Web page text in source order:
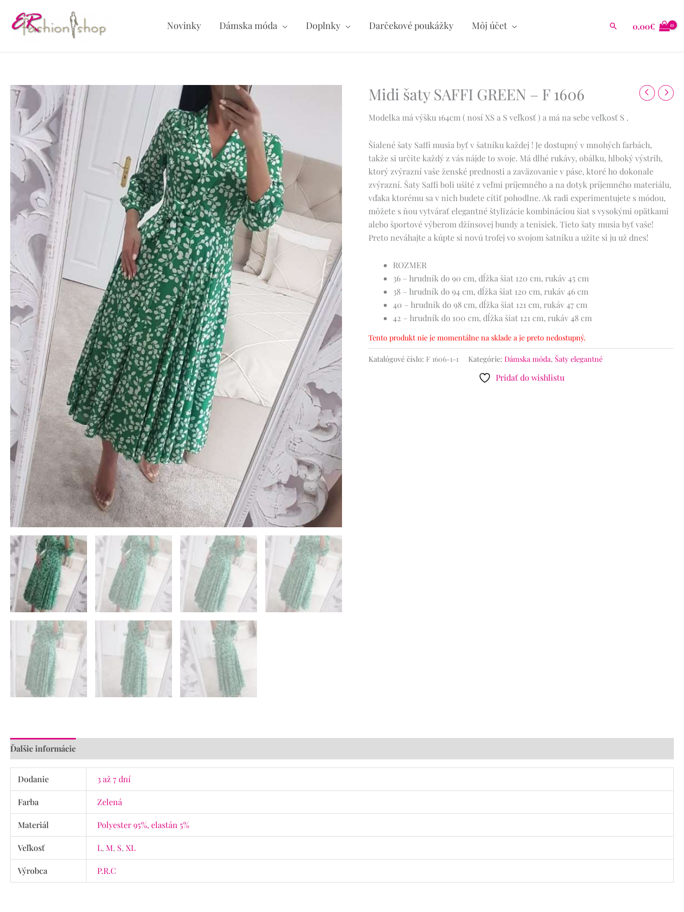
obsah
Novinky Dámska móda Doplnky Darčekové poukážky Môj účet Hľadať0.00€
Midi šaty SAFFI GREEN – F 1606
Modelka má výšku 164cm ( nosí XS a S veľkosť ) a má na sebe veľkosť S .
Šialené šaty Saffi musia byť v šatníku každej ! Je dostupný v mnohých farbách,
takže si určite každý z vás nájde to svoje. Má dlhé rukávy, obálku, hlboký výstrih,
ktorý zvýrazní vaše ženské prednosti a zaväzovanie v páse, ktoré ho dokonale
zvýrazní. Šaty Saffi boli ušité z veľmi príjemného a na dotyk príjemného materiálu,
vďaka ktorému sa v nich budete cítiť pohodlne. Ak radi experimentujete s módou,
môžete s ňou vytvárať elegantné štylizácie kombináciou šiat s vysokými opätkami
alebo športové výberom džínsovej bundy a tenisiek. Tieto šaty musia byť vaše!
Preto neváhajte a kúpte si novú trofej vo svojom šatníku a užite si ju už dnes!
ROZMER
36 – hrudník do 90 cm, dĺžka šiat 120 cm, rukáv 45 cm
38 – hrudník do 94 cm, dĺžka šiat 120 cm, rukáv 46 cm
40 – hrudník do 98 cm, dĺžka šiat 121 cm, rukáv 47 cm
42 – hrudník do 100 cm, dĺžka šiat 121 cm, rukáv 48 cm
Tento produkt nie je momentálne na sklade a je preto nedostupný.
Katalógové číslo: F 1606-1-1 Kategórie: Dámska móda, Šaty elegantné
Pridať do wishlistu
Ďalšie informácie
Dodanie 3 až 7 dní
Farba Zelená
Materiál Polyester 95%, elastán 5%
Veľkosť L,M, S,XL
Výrobca P.R.C